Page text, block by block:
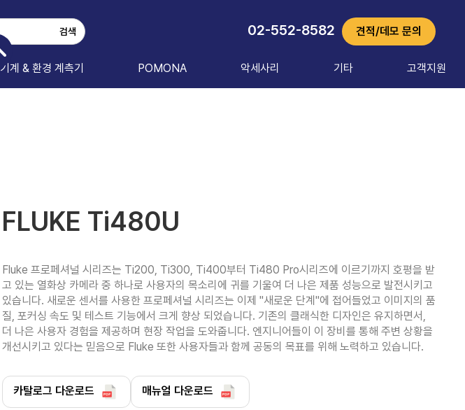
02-552-8582 견적/데모 문의
기계 & 환경 계측기 POMONA 악세사리 기타 고객지원
FLUKE Ti480U
Fluke 프로페셔널 시리즈는 Ti200, Ti300, Ti400부터 Ti480 Pro시리즈에 이르기까지 호평을 받
고 있는 열화상 카메라 중 하나로 사용자의 목소리에 귀를 기울여 더 나은 제품 성능으로 발전시키고
있습니다. 새로운 센서를 사용한 프로페셔널 시리즈는 이제 "새로운 단계"에 접어들었고 이미지의 품
질, 포커싱 속도 및 테스트 기능에서 크게 향상 되었습니다. 기존의 클래식한 디자인은 유지하면서,
더 나은 사용자 경험을 제공하며 현장 작업을 도와줍니다. 엔지니어들이 이 장비를 통해 주변 상황을
개선시키고 있다는 믿음으로 Fluke 또한 사용자들과 함께 공동의 목표를 위해 노력하고 있습니다.
카탈로그 다운로드 매뉴얼 다운로드